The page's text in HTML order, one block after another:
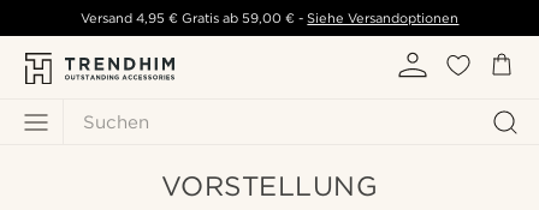
Suchen
Versand 4,95 € Gratis ab 59,00 € - Siehe Versandoptionen
VORSTELLUNG